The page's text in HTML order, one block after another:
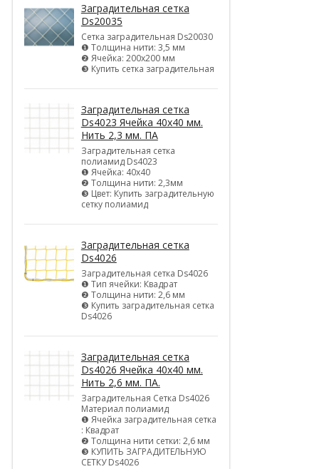
Заградительная сетка
Ds20035
Сетка заградительная Ds20030
❶ Толщина нити: 3,5 мм
❷ Ячейка: 200х200 мм
❸ Купить сетка заградительная
Заградительная сетка
Ds4023 Ячейка 40х40 мм.
Нить 2,3 мм. ПА
Заградительная сетка
полиамид Ds4023
❶ Ячейка: 40х40
❷ Толщина нити: 2,3мм
❸ Цвет: Купить заградительную
сетку полиамид
Заградительная сетка
Ds4026
Заградительная сетка Ds4026
❶ Тип ячейки: Квадрат
❷ Толщина нити: 2,6 мм
❸ Купить заградительная сетка
Ds4026
Заградительная сетка
Ds4026 Ячейка 40х40 мм.
Нить 2,6 мм. ПА.
Заградительная Сетка Ds4026
Материал полиамид
❶ Ячейка заградительная сетка
: Квадрат
❷ Толщина нити сетки: 2,6 мм
❸ КУПИТЬ ЗАГРАДИТЕЛЬНУЮ
СЕТКУ Ds4026